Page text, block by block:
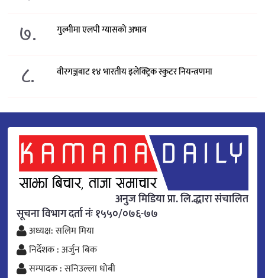
७. गुल्मीमा एलपी ग्यासको अभाव
८. वीरगञ्जबाट १४ भारतीय इलेक्ट्रिक स्कुटर नियन्त्रणमा
अनुज मिडिया प्रा. लि.द्धारा संचालित
सूचना विभाग दर्ता नंः १५५०/०७६-७७
अध्यक्ष: सलिम मिया
निर्देशक : अर्जुन बिक
सम्पादक : सनिउल्ला धोबी